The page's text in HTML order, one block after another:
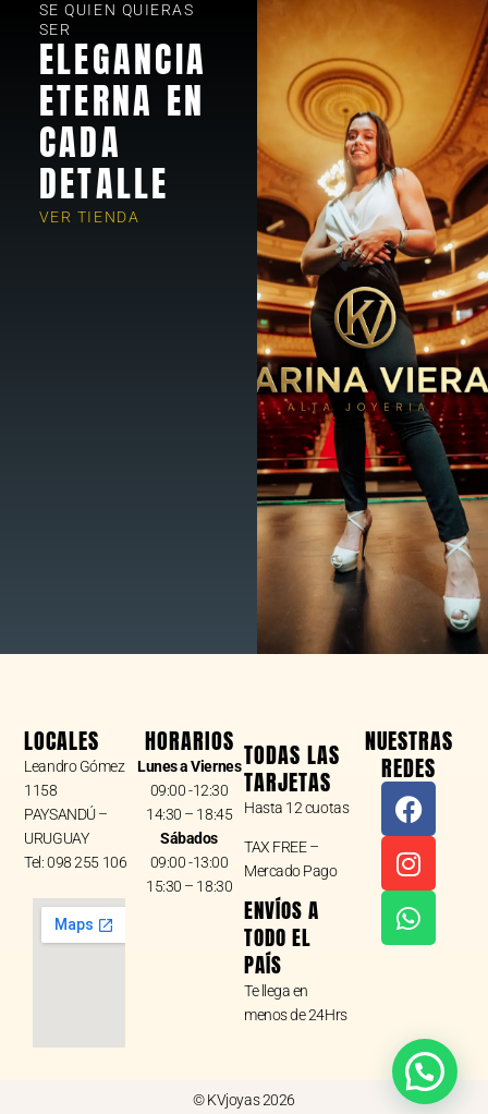
SE QUIEN QUIERAS
SER
ELEGANCIA
ETERNA EN
CADA
DETALLE
VER TIENDA
LOCALES
Leandro Gómez
1158
PAYSANDÚ –
URUGUAY
Tel: 098 255 106
HORARIOS
Lunes a Viernes
09:00 -12:30
14:30 – 18:45
Sábados
09:00 -13:00
15:30 – 18:30
TODAS LAS
TARJETAS
Hasta 12 cuotas
TAX FREE –
Mercado Pago
ENVÍOS A
TODO EL
PAÍS
Te llega en
menos de 24Hrs
NUESTRAS
REDES
F
a
c
e
b
o
I
n
s
t
a
g
W
h
a
t
s
a
© KVjoyas 2026